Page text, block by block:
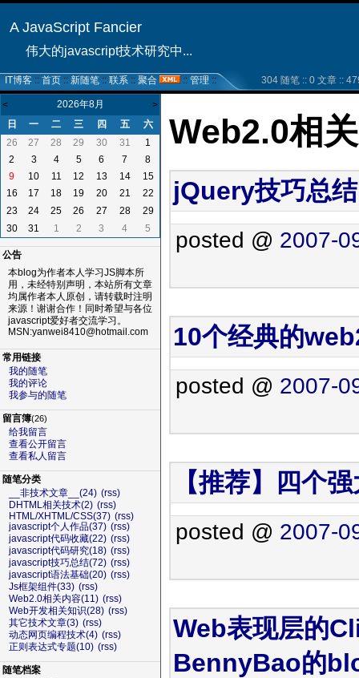
A JavaScript Fancier
伟大的javascript技术研究中...
IT博客 :: 首页 :: 新随笔 :: 联系 :: 聚合 :: 管理 :: 304 随笔 :: 0 文章 ::
< 2026年8月 >
日 一 二 三 四 五
六
26
27 28 29 30 31
1
2
3 4 5 6 7
8
9
10 11 12 13 14
15
16
17 18 19 20 21
22
23
24 25 26 27 28
29
30
31 1 2 3 4 5
公告
本blog为作者本人学习JS脚本所
用，未经特别声明，本站所有文章
均属作者本人原创，请转载时注明
来源！谢谢合作！同时希望与各位
javascript爱好者交流学习。
MSN:yanwei8410@hotmail.com
常用链接
我的随笔
我的评论
我参与的随笔
留言簿(26)
给我留言
查看公开留言
查看私人留言
随笔分类
__非技术文章__(24) (rss)
DHTML相关技术(2) (rss)
HTML/XHTML/CSS(37) (rss)
javascript个人作品(37) (rss)
javascript代码收藏(22) (rss)
javascript代码研究(18) (rss)
javascript技巧总结(72) (rss)
javascript语法基础(20) (rss)
Js框架组件(33) (rss)
Web2.0相关内容(11) (rss)
Web开发相关知识(28) (rss)
其它技术文章(3) (rss)
动态网页编程技术(4) (rss)
正则表达式专题(10) (rss)
随笔档案
Web2.0相
jQuery技巧总结
posted @ 2007-
10个经典的
posted @ 2007-
【推荐】四个
posted @ 2007-
Web表现层的
BennyBao的